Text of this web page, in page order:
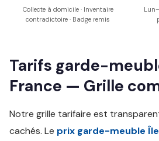
Collecte à domicile · Inventaire
contradictoire · Badge remis
Tarifs garde-
France — Grille
Notre grille tarifaire est
cachés. Le prix garde-meuble